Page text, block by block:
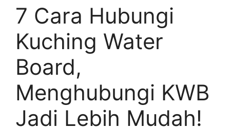
7 Cara Hubungi
Kuching Water
Board,
Menghubungi KWB
Jadi Lebih Mudah!